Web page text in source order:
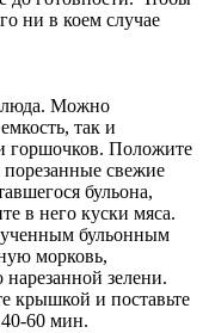
ни в коем случае
Можно
так и
горшочков. Положите
свежие
бульона,
в него куски мяса.
бульонным
морковь,
нарезанной зелени.
крышкой и поставьте
60 мин.